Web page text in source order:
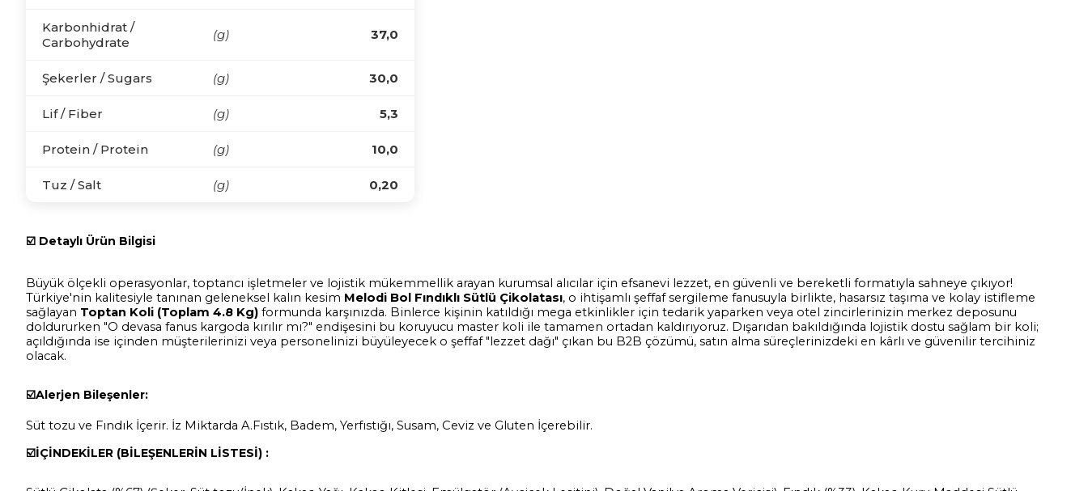
Karbonhidrat /
Carbohydrate
(g) 37,0
Şekerler / Sugars (g) 30,0
Lif / Fiber (g) 5,3
Protein / Protein (g) 10,0
Tuz / Salt (g) 0,20
☑️ Detaylı Ürün Bilgisi
Büyük ölçekli operasyonlar, toptancı işletmeler ve lojistik mükemmellik arayan kurumsal alıcılar için efsanevi lezzet, en güvenli ve bereketli formatıyla sahneye çıkıyor!
Türkiye'nin kalitesiyle tanınan geleneksel kalın kesim Melodi Bol Fındıklı Sütlü Çikolatası, o ihtişamlı şeffaf sergileme fanusuyla birlikte, hasarsız taşıma ve kolay istifleme
sağlayan Toptan Koli (Toplam 4.8 Kg) formunda karşınızda. Binlerce kişinin katıldığı mega etkinlikler için tedarik yaparken veya otel zincirlerinizin merkez deposunu
doldururken "O devasa fanus kargoda kırılır mı?" endişesini bu koruyucu master koli ile tamamen ortadan kaldırıyoruz. Dışarıdan bakıldığında lojistik dostu sağlam bir koli;
açıldığında ise içinden müşterilerinizi veya personelinizi büyüleyecek o şeffaf "lezzet dağı" çıkan bu B2B çözümü, satın alma süreçlerinizdeki en kârlı ve güvenilir tercihiniz
olacak.
☑️Alerjen Bileşenler:
Süt tozu ve Fındık İçerir. İz Miktarda A.Fıstık, Badem, Yerfıstığı, Susam, Ceviz ve Gluten İçerebilir.
☑️İÇİNDEKİLER (BİLEŞENLERİN LİSTESİ) :